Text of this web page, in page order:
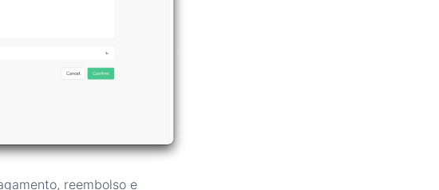
reembolso e